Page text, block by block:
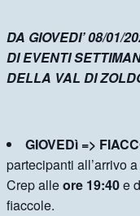
DA GIOVEDI’ 08/01/
DI EVENTI
DELLA VAL DI
GIOVEDì =>
partecipanti all’arrivo
Crep alleore 19:40e
fiaccole.